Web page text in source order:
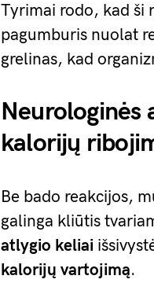
Tyrimai rodo, kad ši
pagumburis nuolat
grelinas, kad
Neurologinės
kalorijų
Be bado reakcijos,
galinga kliūtis
atlygio keliai
kalorijų vartojimą.